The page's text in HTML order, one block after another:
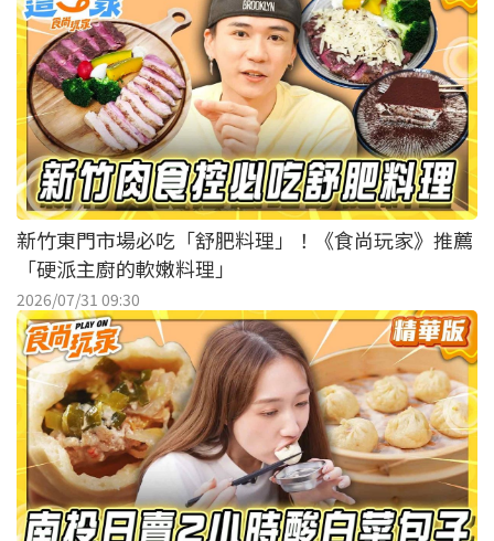
新竹東門市場必吃「舒肥料理」！《食尚玩家》推薦
「硬派主廚的軟嫩料理」
2026/07/31 09:30